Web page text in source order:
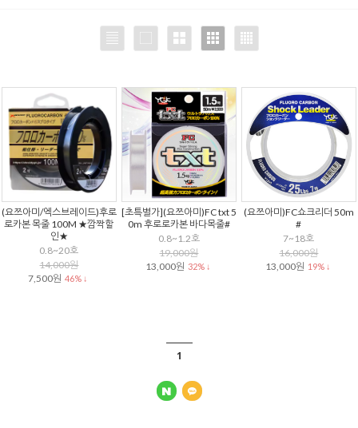
(요쯔아미/엑스브레이드)후로
로카본 목줄 100M ★깜짝할
인★
0.8~20호
14,000원
7,500원 46% ↓
[초특별가](요쯔아미)FC txt 5
0m 후로로카본 바다목줄#
0.8~1.2호
19,000원
13,000원 32% ↓
(요쯔아미)FC쇼크리더 50m
#
7~18호
16,000원
13,000원 19% ↓
1